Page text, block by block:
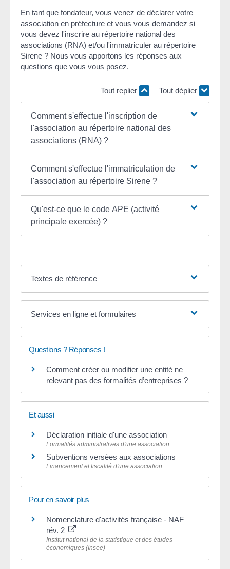
En tant que fondateur, vous venez de déclarer votre
association en préfecture et vous vous demandez si
vous devez l'inscrire au répertoire national des
associations (RNA) et/ou l'immatriculer au répertoire
Sirene ? Nous vous apportons les réponses aux
questions que vous vous posez.
Tout replier Tout déplier
Comment s'effectue l'inscription de
l'association au répertoire national des
associations (RNA) ?
Comment s'effectue l'immatriculation de
l'association au répertoire Sirene ?
Qu'est-ce que le code APE (activité
principale exercée) ?
Textes de référence
Services en ligne et formulaires
Questions ? Réponses !
Comment créer ou modifier une entité ne
relevant pas des formalités d’entreprises ?
Et aussi
Déclaration initiale d'une association
Formalités administratives d'une association
Subventions versées aux associations
Financement et fiscalité d'une association
Pour en savoir plus
Nomenclature d'activités française - NAF
rév. 2
Institut national de la statistique et des études
économiques (Insee)